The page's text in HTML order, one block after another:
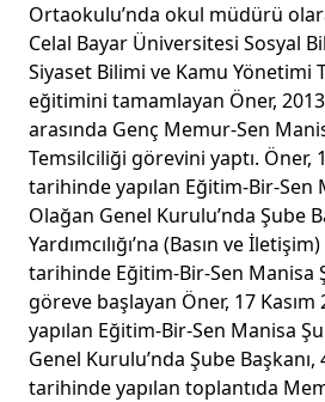
Ortaokulu’nda okul müdürü
Celal Bayar Üniversitesi Sosyal
Siyaset Bilimi ve Kamu Yönetimi
eğitimini tamamlayan Öner,
arasında Genç Memur-Sen
Temsilciliği görevini yaptı. Öner,
tarihinde yapılan Eğitim-Bir-Sen
Olağan Genel Kurulu’nda Şube
Yardımcılığı’na (Basın ve
tarihinde Eğitim-Bir-Sen Manisa
göreve başlayan Öner, 17
yapılan Eğitim-Bir-Sen Manisa
Genel Kurulu’nda Şube
tarihinde yapılan toplantıda